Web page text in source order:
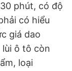
phút, có độ
có hiểu
giá dao
ô tô còn
loại